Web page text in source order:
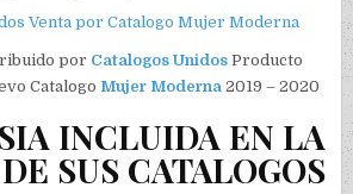
por Catalogos Unidos Producto
Catalogo Mujer Moderna2019 – 2020
INCLUIDA EN LA
SUS CATALOGOS